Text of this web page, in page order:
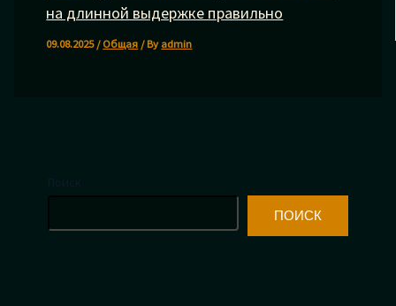
на длинной выдержке правильно
09.08.2025/Общая / Byadmin
ПОИСК